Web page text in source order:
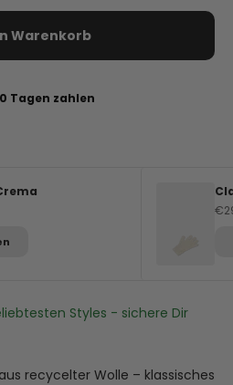
Warenkorb
Tagen zahlen
Styles - sichere Dir
recycelter Wolle – klassisches